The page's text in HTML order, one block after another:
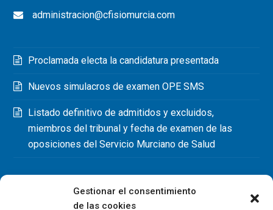
Gestionar el consentimiento
de las cookies
administracion@cfisiomurcia.com
Proclamada electa la candidatura presentada
Nuevos simulacros de examen OPE SMS
Listado definitivo de admitidos y excluidos,
miembros del tribunal y fecha de examen de las
oposiciones del Servicio Murciano de Salud